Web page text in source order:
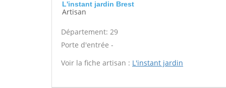
L'instant jardin Brest
Artisan
Département: 29
Porte d'entrée -
Voir la fiche artisan : L'instant jardin